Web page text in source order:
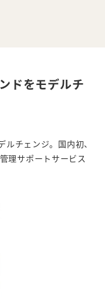
ドをモデルチ
ルチェンジ。国内初、
理サポートサービス